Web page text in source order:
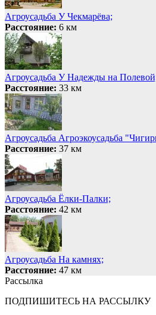
Агроусадьба У Чекмарёва;
Расстояние: 6 км
Агроусадьба У Надежды на
Расстояние: 33 км
Агроусадьба Агроэкоусадьба
Расстояние: 37 км
Агроусадьба Ёлки-Палки;
Расстояние: 42 км
Агроусадьба На камнях;
Расстояние: 47 км
Рассылка
ПОДПИШИТЕСЬ НА РАССЫЛКУ